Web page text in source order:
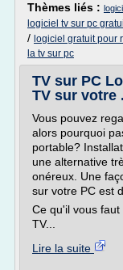
Thèmes liés :
logiciel tv sur pc
/ logiciel gratuit pour
la tv sur pc
TV sur PC
TV sur votre
Vous pouvez
alors pourquoi
portable?
une alternative
onéreux. Une
sur votre PC est
Ce qu'il vous
TV...
Lire la suite